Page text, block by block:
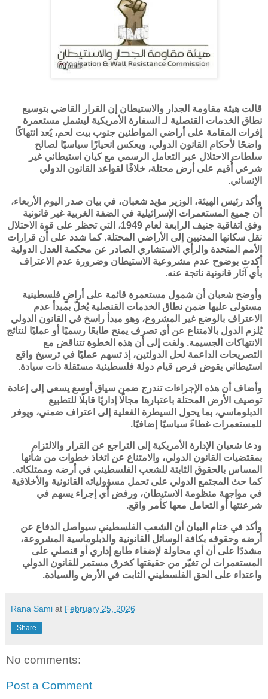
قالت هيئة مقاومة الجدار والاستيطان إن القرار القاضي بتوسيع
نطاق الخدمات القنصلية لـ السفارة الأمريكية ليشمل مستعمرة
إفرات المقامة على أراضي المواطنين جنوب بيت لحم، يُعد انتهاكًا
واضحًا لأحكام القانون الدولي، ويعكس انحيازًا سياسيًا لصالح
سلطات الاحتلال عبر التعامل الرسمي مع كيان استيطاني غير
شرعي أُقيم على أرض محتلة، خلافًا لقواعد القانون الدولي
الإنساني.
وأكد رئيس الهيئة، الوزير مؤيد شعبان، في بيان صدر اليوم الأربعاء،
أن جميع المستعمرات الإسرائيلية في الضفة الغربية غير قانونية
وفق اتفاقية جنيف الرابعة
لعام 1949، التي تحظر على قوة الاحتلال
نقل سكانها المدنيين إلى الأراضي المحتلة. كما شدد على أن قرارات
الأمم المتحدة والرأي الاستشاري الصادر عن محكمة العدل الدولية
أكدت بوضوح عدم مشروعية الاستيطان وضرورة عدم الاعتراف
بأي آثار قانونية ناتجة عنه.
وأوضح شعبان أن شمول مستعمرة قائمة على أراضٍ فلسطينية
مستولى عليها ضمن نطاق الخدمات القنصلية يُخلّ بمبدأ عدم
الاعتراف بالوضع غير المشروع، وهو مبدأ راسخ في القانون الدولي
يُلزم الدول بالامتناع عن أي تصرف يمنح طابعًا رسميًا أو عمليًا لنتائج
الانتهاكات الجسيمة. ولفت إلى أن هذه الخطوة تتناقض مع
التصريحات الداعمة لحل الدولتين، إذ تسهم عمليًا في ترسيخ واقع
استيطاني يقوض فرص قيام دولة فلسطينية مستقلة ذات سيادة.
وأضاف أن هذه الإجراءات تندرج ضمن سياق أوسع يسعى إلى إعادة
توصيف الأرض المحتلة باعتبارها مجالًا إداريًا قابلًا للتطبيع
الدبلوماسي، بما يحول السيطرة الفعلية إلى اعتراف ضمني، ويوفر
للمستعمرات غطاءً سياسيًا إضافيًا.
ودعا شعبان الإدارة الأمريكية إلى التراجع عن القرار والالتزام
بمقتضيات القانون الدولي، والامتناع عن اتخاذ خطوات من شأنها
المساس بالحقوق الثابتة للشعب الفلسطيني في أرضه وممتلكاته.
كما حث المجتمع الدولي على تحمل مسؤولياته القانونية والأخلاقية
في مواجهة منظومة الاستيطان، ورفض أي إجراء يسهم في
شرعنتها أو التعامل معها كأمر واقع.
وأكد في ختام البيان أن الشعب الفلسطيني سيواصل الدفاع عن
أرضه وحقوقه بكافة الوسائل القانونية والدبلوماسية المشروعة،
مشددًا على أن أي محاولة لإضفاء طابع إداري أو قنصلي على
المستعمرات لن تغيّر من حقيقتها كخرق مستمر للقانون الدولي
واعتداء على الحق الفلسطيني الثابت في الأرض والسيادة.
Rana Sami at February 25, 2026
Share
No comments:
Post a Comment